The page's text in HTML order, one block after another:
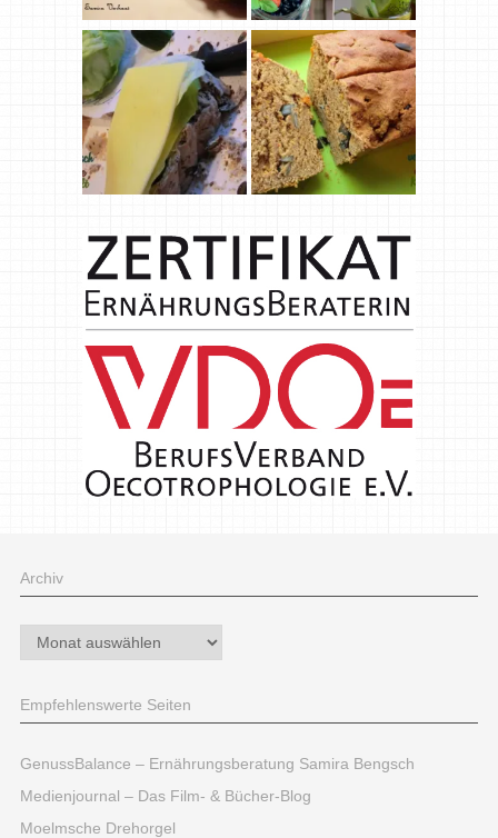
Archiv
Archiv
Empfehlenswerte Seiten
GenussBalance – Ernährungsberatung Samira Bengsch
Medienjournal – Das Film- & Bücher-Blog
Moelmsche Drehorgel